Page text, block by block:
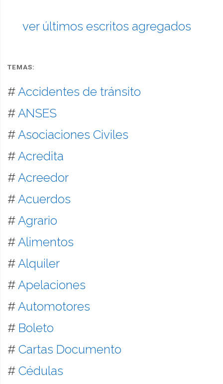
ver últimos escritos agregados
TEMAS:
# Accidentes de tránsito
# ANSES
# Asociaciones Civiles
# Acredita
# Acreedor
# Acuerdos
# Agrario
# Alimentos
# Alquiler
# Apelaciones
# Automotores
# Boleto
# Cartas Documento
# Cédulas